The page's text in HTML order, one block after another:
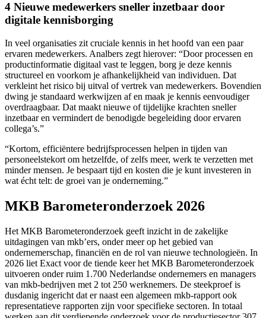
4 Nieuwe medewerkers sneller inzetbaar door
digitale kennisborging
In veel organisaties zit cruciale kennis in het hoofd van een paar
ervaren medewerkers. Analbers zegt hierover: “Door processen en
productinformatie digitaal vast te leggen, borg je deze kennis
structureel en voorkom je afhankelijkheid van individuen. Dat
verkleint het risico bij uitval of vertrek van medewerkers. Bovendien
dwing je standaard werkwijzen af en maak je kennis eenvoudiger
overdraagbaar. Dat maakt nieuwe of tijdelijke krachten sneller
inzetbaar en vermindert de benodigde begeleiding door ervaren
collega’s.”
“Kortom, efficiëntere bedrijfsprocessen helpen in tijden van
personeelstekort om hetzelfde, of zelfs meer, werk te verzetten met
minder mensen. Je bespaart tijd en kosten die je kunt investeren in
wat écht telt: de groei van je onderneming.”
MKB Barometeronderzoek 2026
Het MKB Barometeronderzoek geeft inzicht in de zakelijke
uitdagingen van mkb’ers, onder meer op het gebied van
ondernemerschap, financiën en de rol van nieuwe technologieën. In
2026 liet Exact voor de tiende keer het MKB Barometeronderzoek
uitvoeren onder ruim 1.700 Nederlandse ondernemers en managers
van mkb-bedrijven met 2 tot 250 werknemers. De steekproef is
dusdanig ingericht dat er naast een algemeen mkb-rapport ook
representatieve rapporten zijn voor specifieke sectoren. In totaal